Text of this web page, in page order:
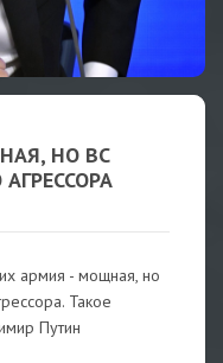
НО ВС
армия - мощная, но
Такое
Путин